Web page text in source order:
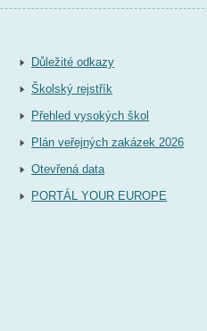
Důležité odkazy
Školský rejstřík
Přehled vysokých škol
Plán veřejných zakázek 2026
Otevřená data
PORTÁL YOUR EUROPE